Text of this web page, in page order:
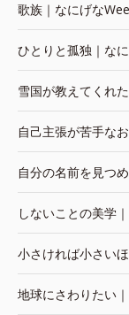
歌族｜なにげな
ひとりと孤独｜な
雪国が教えてくれ
自己主張が苦手な
自分の名前を見つ
しないことの美学
小さければ小さい
地球にさわりたい